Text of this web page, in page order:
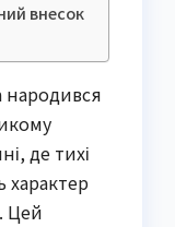
внесок
народився
де тихі
характер
Цей